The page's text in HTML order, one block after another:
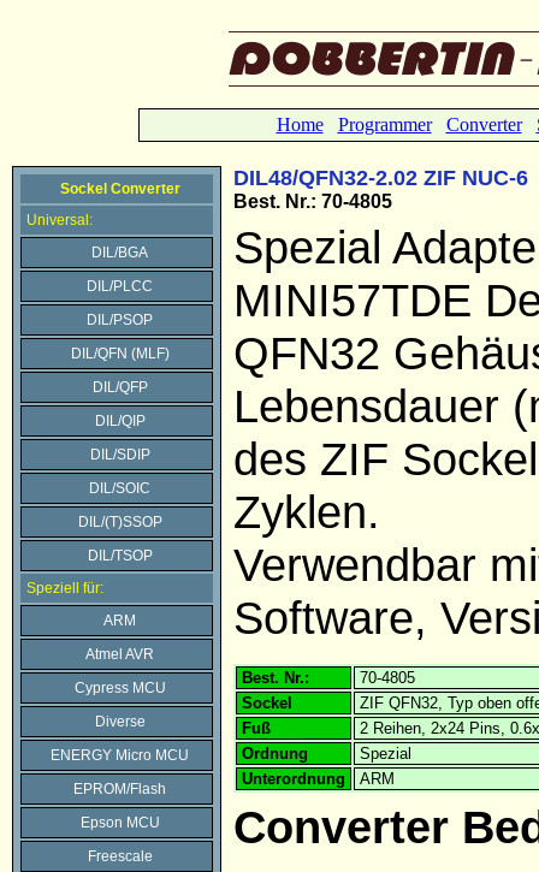
Home Programmer Converter
Sockel Converter
Universal:
DIL/BGA
DIL/PLCC
DIL/PSOP
DIL/QFN (MLF)
DIL/QFP
DIL/QIP
DIL/SDIP
DIL/SOIC
DIL/(T)SSOP
DIL/TSOP
Speziell für:
ARM
Atmel AVR
Cypress MCU
Diverse
ENERGY Micro MCU
EPROM/Flash
Epson MCU
Freescale
DIL48/QFN32-2.02 ZIF NUC-6
Best. Nr.: 70-4805
Spezial
MINI57TDE
QFN32
Lebensdauer
des ZIF
Zyklen.
Verwendbar
Software,
Best. Nr.:
70-4805
Sockel
ZIF QFN32, Typ oben
Fuß
2 Reihen, 2x24 Pins,
Ordnung
Spezial
Unterordnung
ARM
Converter